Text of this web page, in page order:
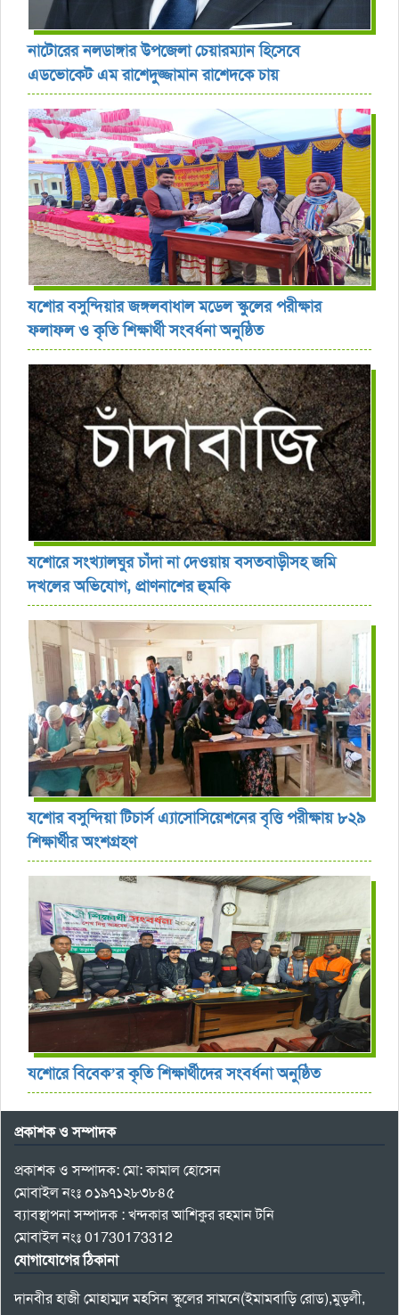
নাটোরের নলডাঙ্গার উপজেলা চেয়ারম্যান হিসেবে
এডভোকেট এম রাশেদুজ্জামান রাশেদকে চায়
যশোর বসুন্দিয়ার জঙ্গলবাধাল মডেল স্কুলের পরীক্ষার
ফলাফল ও কৃতি শিক্ষার্থী সংবর্ধনা অনুষ্ঠিত
যশোরে সংখ্যালঘুর চাঁদা না দেওয়ায় বসতবাড়ীসহ জমি
দখলের অভিযোগ, প্রাণনাশের হুমকি
যশোর বসুন্দিয়া টিচার্স এ্যাসোসিয়েশনের বৃত্তি পরীক্ষায় ৮২৯
শিক্ষার্থীর অংশগ্রহণ
যশোরে বিবেক’র কৃতি শিক্ষার্থীদের সংবর্ধনা অনুষ্ঠিত
প্রকাশক ও সম্পাদক
প্রকাশক ও সম্পাদক: মো: কামাল হোসেন
মোবাইল নংঃ ০১৯৭১২৮৩৮৪৫
ব্যাবস্থাপনা সম্পাদক : খন্দকার আশিকুর রহমান টনি
মোবাইল নংঃ 01730173312
যোগাযোগের ঠিকানা
দানবীর হাজী মোহাম্মদ মহসিন স্কুলের সামনে(ইমামবাড়ি রোড),মুড়লী,